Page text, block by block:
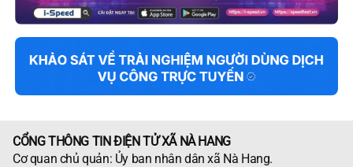
CỔNG THÔNG TIN ĐIỆN TỬ XÃ NÀ HANG
Cơ quan chủ quản: Ủy ban nhân dân xã Nà Hang.